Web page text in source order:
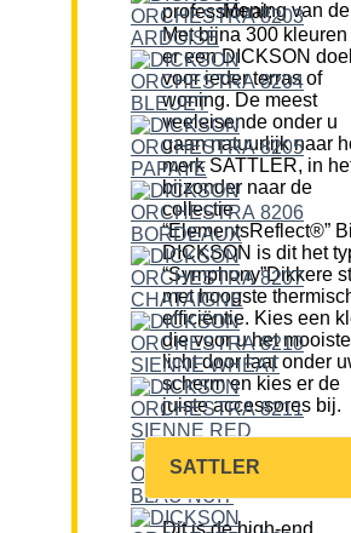
Mening van de professional:
Met bijna 300 kleuren
er een DICKSON
voor ieder terras of
woning. De meest
veeleisende onder u
gaan natuurlijk naar
merk SATTLER, in
bijzonder naar de
collectie
“ElementsReflect®”
DICKSON is dit het
“Symphony”Dikkere
met hoogste
efficiëntie. Kies een
die voor u het mooiste
licht door laat onder
scherm en kies er de
juiste accessores bij.
SATTLER